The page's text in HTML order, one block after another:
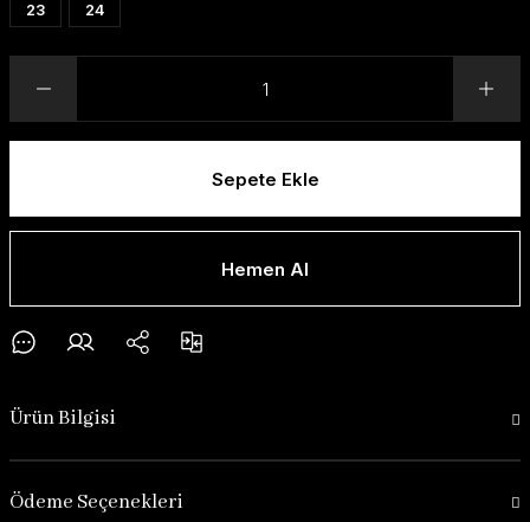
23 24
Sepete Ekle
Hemen Al
Ürün Bilgisi
Ödeme Seçenekleri